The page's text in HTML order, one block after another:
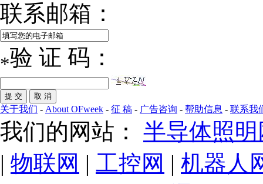
联系邮箱：
*验 证 码：
关于我们 - About OFweek - 征 稿 - 广告咨询 - 帮助信息 - 联系我
我们的网站： 半导体照明
| 物联网 | 工控网 | 机器人